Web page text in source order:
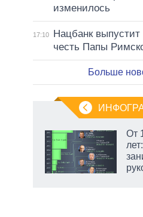
изменилось
17:10
Нацбанк
честь Папы
Больше
От